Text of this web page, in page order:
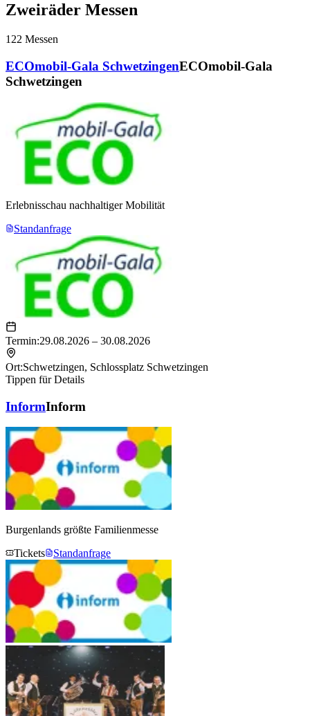
Zweiräder Messen
122 Messen
ECOmobil-Gala SchwetzingenECOmobil-Gala
Schwetzingen
Erlebnisschau nachhaltiger Mobilität
Standanfrage
Termin:29.08.2026 – 30.08.2026
Ort:Schwetzingen, Schlossplatz Schwetzingen
Tippen für Details
InformInform
Burgenlands größte Familienmesse
Tickets
Standanfrage